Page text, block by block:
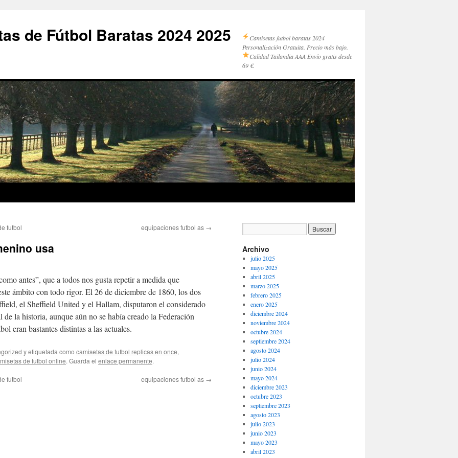
de Fútbol Baratas 2024 2025
Camisetas futbol baratas 2024
Personalización Gratuita. Precio más bajo.
Calidad Tailandia AAA Envío gratis desde
69 €.
futbol equipaciones futbol as →
usa
antes”, que a todos nos gusta repetir a medida que
ámbito con todo rigor. El 26 de diciembre de 1860, los dos
el Sheffield United y el Hallam, disputaron el considerado
la historia, aunque aún no se había creado la Federación
eran bastantes distintas a las actuales.
y etiquetada como camisetas de futbol replicas en once,
de futbol online. Guarda el enlace permanente.
futbol equipaciones futbol as →
Archivo
julio 2025
mayo 2025
abril 2025
marzo 2025
febrero 2025
enero 2025
diciembre 2024
noviembre 2024
octubre 2024
septiembre 2024
agosto 2024
julio 2024
junio 2024
mayo 2024
diciembre 2023
octubre 2023
septiembre 2023
agosto 2023
julio 2023
junio 2023
mayo 2023
abril 2023